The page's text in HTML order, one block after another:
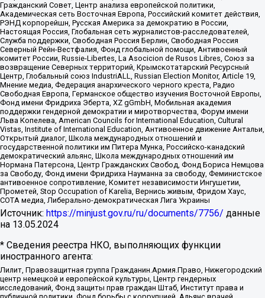
Гражданский Совет, Центр анализа европейской политики,
Академическая сеть Восточная Европа, Российский комитет действия,
РЭНД корпорейшн, Русская Америка за демократию в России,
Настоящая Россия, Глобальная сеть журналистов-расследователей,
Служба поддержки, Свободная Россия Берлин, Свободная Россия
Северный Рейн-Вестфалия, Фонд глобальной помощи, Антивоенный
комитет России, Russie-Libertes, La Asocicion de Rusos Libres, Союз за
возвращение Северных территорий, Крымскотатарский Ресурсный
Центр, Глобальный союз IndustriALL, Russian Election Monitor, Article 19,
Мнение медиа, Федерация анархического черного креста, Радио
Свободная Европа, Германское общество изучения Восточной Европы,
Фонд имени Фридриха Эберта, XZ gGmbH, Мобильная академия
поддержки гендерной демократии и миротворчества, Форум имени
Льва Копелева, American Councils for International Education, Cultural
Vistas, Institute of International Education, Антивоенное движение Антальи,
Открытый диалог, Школа международных отношений и
государственной политики им Питера Мунка, Российско-канадский
демократический альянс, Школа международных отношений им
Нормана Патерсона, Центр Гражданских Свобод, Фонд Бориса Немцова
за Свободу, Фонд имени Фридриха Науманна за свободу, Феминистское
антивоенное сопротивление, Комитет независимости Ингушетии,
Прометей, Stop Occupation of Karelia, Вернись живым, Фридом Хаус,
СОТА медиа, Либерально-демократическая Лига Украины
Источник: https://minjust.gov.ru/ru/documents/7756/ данные
на 13.05.2024
* Сведения реестра НКО, выполняющих функции
иностранного агента:
Лилит, Правозащитная группа Гражданин.Армия.Право, Нижегородский
центр немецкой и европейской культуры, Центр гендерных
исследований, Фонд защиты прав граждан Штаб, Институт права и